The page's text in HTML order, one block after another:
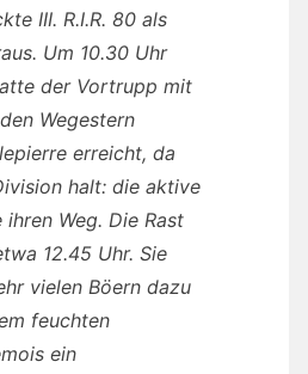
III. R.I.R. 80 als
Um 10.30 Uhr
der Vortrupp mit
Wegestern
erreicht, da
halt: die aktive
ihren Weg. Die Rast
12.45 Uhr. Sie
vielen Böern dazu
feuchten
ein